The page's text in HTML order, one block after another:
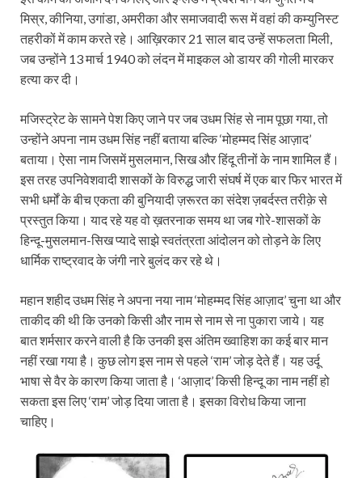
मिस्र, कीनिया, उगांडा, अमरीका और समाजवादी रूस में वहां की कम्युनिस्ट
तहरीकों में काम करते रहे। आख़िरकार 21 साल बाद उन्हें सफलता मिली,
जब उन्होंने 13 मार्च 1940 को लंदन में माइकल ओ डायर की गोली मारकर
हत्या कर दी।
मजिस्ट्रेट के सामने पेश किए जाने पर जब उधम सिंह से नाम पूछा गया, तो
उन्होंने अपना नाम उधम सिंह नहीं बताया बल्कि ‘मोहम्मद सिंह आज़ाद’
बताया। ऐसा नाम जिसमें मुसलमान, सिख और हिंदू तीनों के नाम शामिल हैं।
इस तरह उपनिवेशवादी शासकों के विरुद्ध जारी संघर्ष में एक बार फिर भारत में
सभी धर्मों के बीच एकता की बुनियादी ज़रूरत का संदेश ज़बर्दस्त तरीक़े से
प्रस्तुत किया। याद रहे यह वो ख़तरनाक समय था जब गोरे-शासकों के
हिन्दू-मुसलमान-सिख प्यादे साझे स्वतंत्रता आंदोलन को तोड़ने के लिए
धार्मिक राष्ट्रवाद के जंगी नारे बुलंद कर रहे थे।
महान शहीद उधम सिंह ने अपना नया नाम ‘मोहम्मद सिंह आज़ाद’ चुना था और
ताकीद की थी कि उनको किसी और नाम से नाम से ना पुकारा जाये। यह
बात शर्मसार करने वाली है कि उनकी इस अंतिम ख्‍वाहिश का कई बार मान
नहीं रखा गया है। कुछ लोग इस नाम से पहले ‘राम’ जोड़ देते हैं। यह उर्दू
भाषा से वैर के कारण किया जाता है। ‘आज़ाद’ किसी हिन्दू का नाम नहीं हो
सकता इस लिए ‘राम’ जोड़ दिया जाता है। इसका विरोध किया जाना
चाहिए।